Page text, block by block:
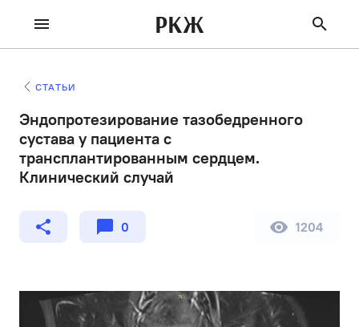
РКЖ
СТАТЬИ
Эндопротезирование тазобедренного
сустава у пациента с
трансплантированным сердцем.
Клинический случай
0 1204